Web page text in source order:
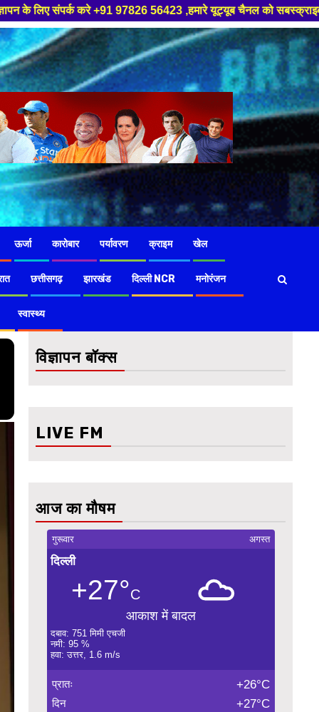
,हमारे यूट्यूब चैनल को सबस्क्राइब करें, साथ मे हमारे फेसबुक को लाइक
ऊर्जा कारोबार पर्यावरण क्राइम खेल
छत्तीसगढ़ झारखंड दिल्ली NCR मनोरंजन
स्वास्थ्य
विज्ञापन बॉक्स
LIVE FM
आज का मौषम
गुरूवार अगस्त
दिल्ली
+27°C
आकाश में बादल
दबाव: 751 मिमी एचजी
नमी: 95 %
हवा: उत्तर, 1.6 m/s
प्रातः +26°C
दिन +27°C